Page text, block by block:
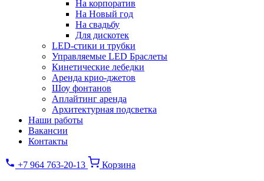
На корпоратив
На Новый год
На свадьбу
Для дискотек
LED-стики и трубки
Управляемые LED Браслеты
Кинетические лебедки
Аренда крио-джетов
Шоу фонтанов
Аплайтинг аренда
Архитектурная подсветка
Наши работы
Вакансии
Контакты
+7 964 763-20-13 Корзина